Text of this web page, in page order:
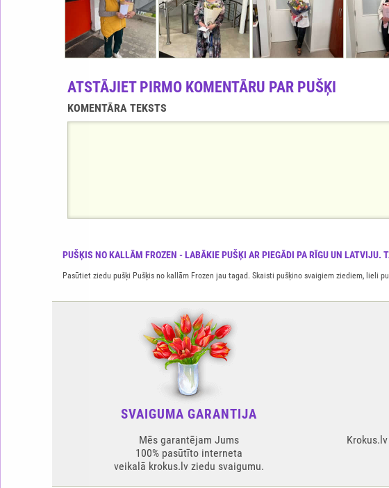
PUŠĶIS NO KALLĀM FROZEN - LABĀKIE PUŠĶI AR PIEGĀDI PA RĪGU UN LATVIJU.
Pasūtiet ziedu pušķi Pušķis no kallām Frozen jau tagad. Skaisti pušķino svaigiem ziediem, lieli
ATSTĀJIET PIRMO KOMENTĀRU PAR PUŠĶI
KOMENTĀRA TEKSTS
SVAIGUMA GARANTIJA
Mēs garantējam Jums
100% pasūtīto interneta
veikalā krokus.lv ziedu svaigumu.